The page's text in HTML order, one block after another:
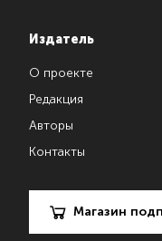
Издатель
О проекте
Редакция
Авторы
Контакты
Магазин